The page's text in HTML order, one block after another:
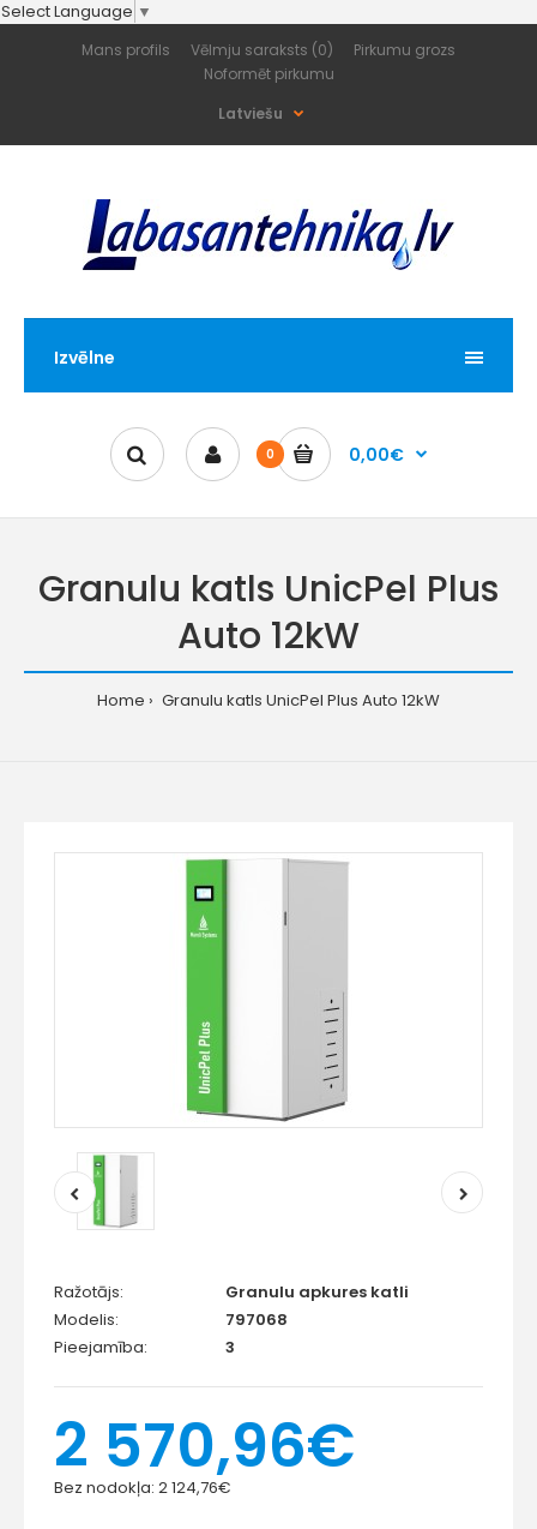
Select Language ▼
Mans profils Vēlmju saraksts (0)
Pirkumu grozs
Noformēt pirkumu
Latviešu
Izvēlne
0 0,00€
Granulu katls UnicPel Plus
Auto 12kW
Home Granulu katls UnicPel Plus Auto 12kW
Ražotājs:
Granulu apkures katli
Modelis:
797068
Pieejamība:
3
2 570,96€
Bez nodokļa: 2 124,76€